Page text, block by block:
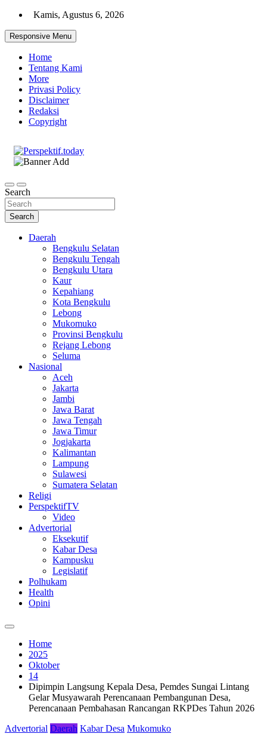
Skip
content
Kamis, Agustus 6, 2026
Responsive Menu
Home
Tentang Kami
More
Privasi Policy
Disclaimer
Redaksi
Copyright
Search
Search
Daerah
Bengkulu Selatan
Bengkulu Tengah
Bengkulu Utara
Kaur
Kepahiang
Kota Bengkulu
Lebong
Mukomuko
Provinsi Bengkulu
Rejang Lebong
Seluma
Nasional
Aceh
Jakarta
Jambi
Jawa Barat
Jawa Tengah
Jawa Timur
Jogjakarta
Kalimantan
Lampung
Sulawesi
Sumatera Selatan
Religi
PerspektifTV
Video
Advertorial
Eksekutif
Kabar Desa
Kampusku
Legislatif
Polhukam
Health
Opini
Home
2025
Oktober
14
Dipimpin Langsung Kepala Desa, Pemdes Sungai Lintang
Gelar Musyawarah Perencanaan Pembangunan Desa,
Perencanaan Pembahasan Rancangan RKPDes Tahun 2026
Advertorial Daerah Kabar Desa Mukomuko